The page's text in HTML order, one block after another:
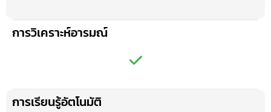
การวิเคราะห์อารมณ์
การเรียนรู้อัตโนมัติ